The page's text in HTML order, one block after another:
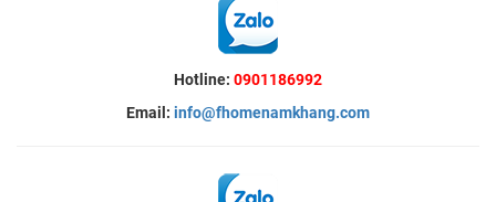
Hotline: 0901186992
Email: info@fhomenamkhang.com